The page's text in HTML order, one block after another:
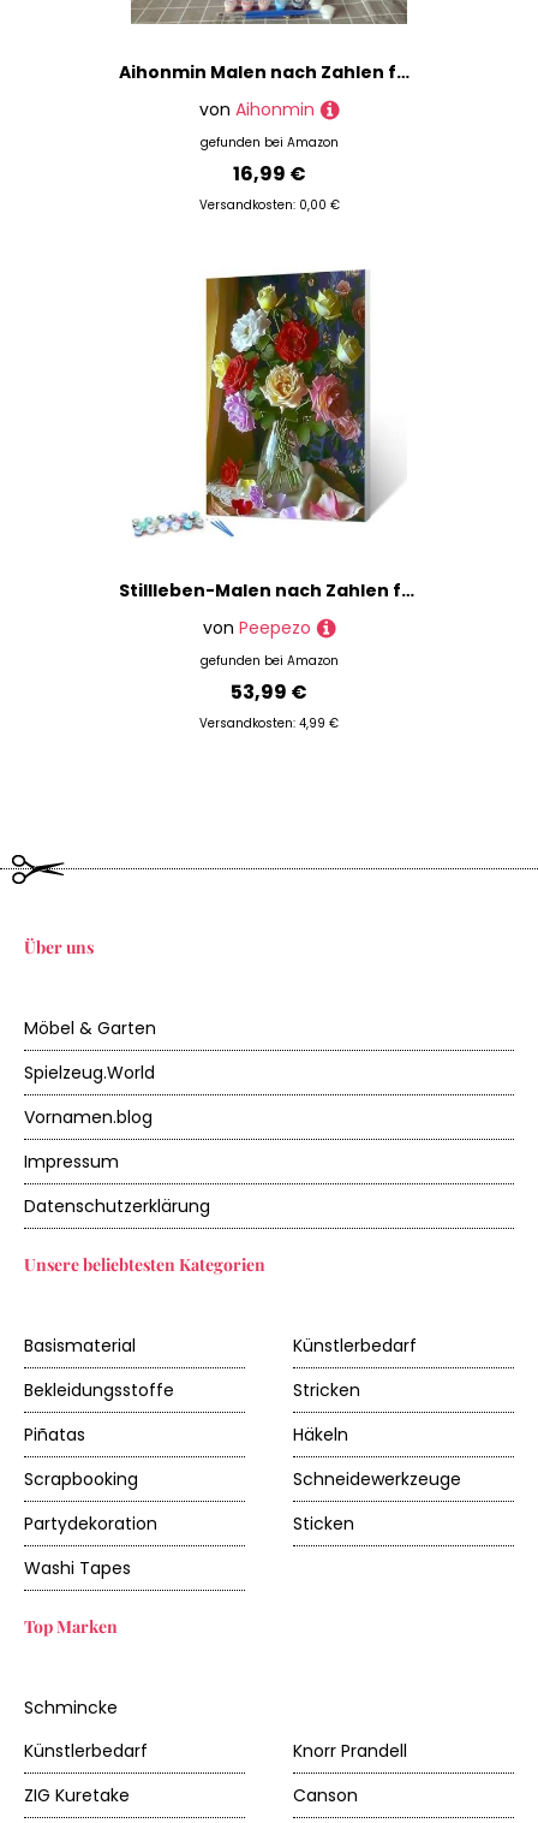
Aihonmin Malen nach Zahlen für Erwachsene und Anfänger auf Leinwand, Weihnachtswichtel, DIY-Ölgemälde, Basteln, Acryl, Stillleben, Gemälde, Heimdekoration, Geschenke, 40,6 x 50,8 cm (rahmenlos)
von Aihonmin
gefunden bei Amazon
16,99 €
Versandkosten: 0,00 €
Stillleben-Malen nach Zahlen für Erwachsene, DIY digitales Ölgemälde-Set auf Leinwand mit Pinseln und Acrylpigment, Blumen Street Artwork für Heimdekoration 60x80cm (mit Rahmen)
von Peepezo
gefunden bei Amazon
53,99 €
Versandkosten: 4,99 €
Über uns
Möbel & Garten
Spielzeug.World
Vornamen.blog
Impressum
Datenschutzerklärung
Unsere beliebtesten Kategorien
Basismaterial
Künstlerbedarf
Bekleidungsstoffe
Stricken
Piñatas
Häkeln
Scrapbooking
Schneidewerkzeuge
Partydekoration
Sticken
Washi Tapes
Top Marken
Schmincke
Künstlerbedarf
Knorr Prandell
ZIG Kuretake
Canson